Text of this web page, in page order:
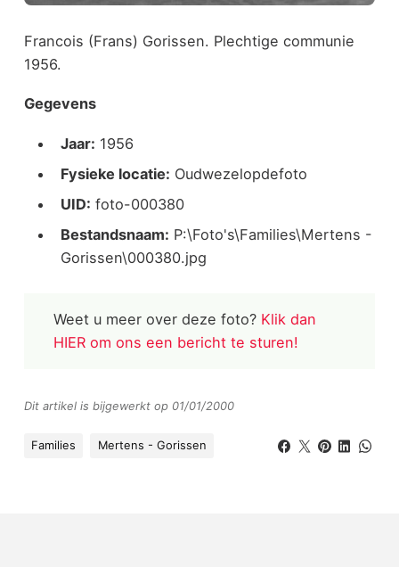
Francois (Frans) Gorissen. Plechtige communie
1956.
Gegevens
Jaar: 1956
Fysieke locatie: Oudwezelopdefoto
UID: foto-000380
Bestandsnaam: P:\Foto's\Families\Mertens -
Gorissen\000380.jpg
Weet u meer over deze foto? Klik dan
HIER om ons een bericht te sturen!
Dit artikel is bijgewerkt op 01/01/2000
Families Mertens - Gorissen